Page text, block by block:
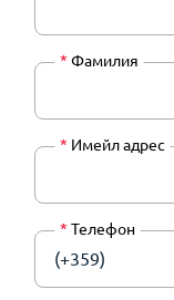
* Фамилия
* Имейл адрес
* Телефон
(+359)